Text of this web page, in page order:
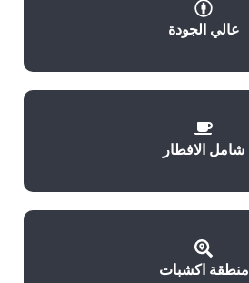
عالي الجودة
شامل الافطار
منطقة اكشبات